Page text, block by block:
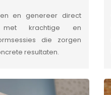
en genereer direct
met krachtige en
die zorgen
resultaten.